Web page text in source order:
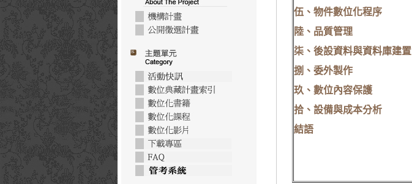
伍、物件數位化程序
陸、品質管理
柒、後設資料與資料庫建置
捌、委外製作
玖、數位內容保護
拾、設備與成本分析
結語